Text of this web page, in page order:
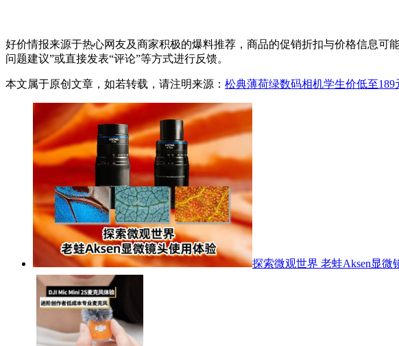
好价情报来源于热心网友及商家积极的爆料推荐，商品的促销折扣与价格信息可
问题建议”或直接发表“评论”等方式进行反馈。
本文属于原创文章，如若转载，请注明来源： 松典薄荷绿数码相机学生价低至189
探索微观世界 老蛙Aksen显微